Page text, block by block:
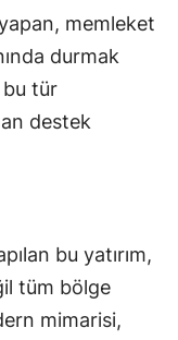
yapan, memleket
durmak
bu tür
destek
bu yatırım,
tüm bölge
mimarisi,